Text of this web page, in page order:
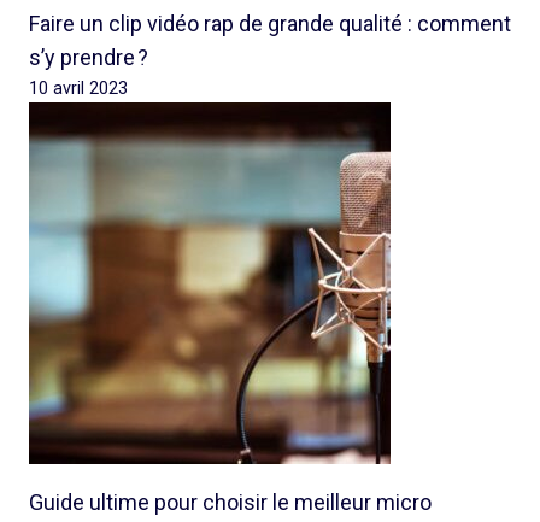
Faire un clip vidéo rap de grande qualité : comment
s’y prendre ?
10 avril 2023
Guide ultime pour choisir le meilleur micro